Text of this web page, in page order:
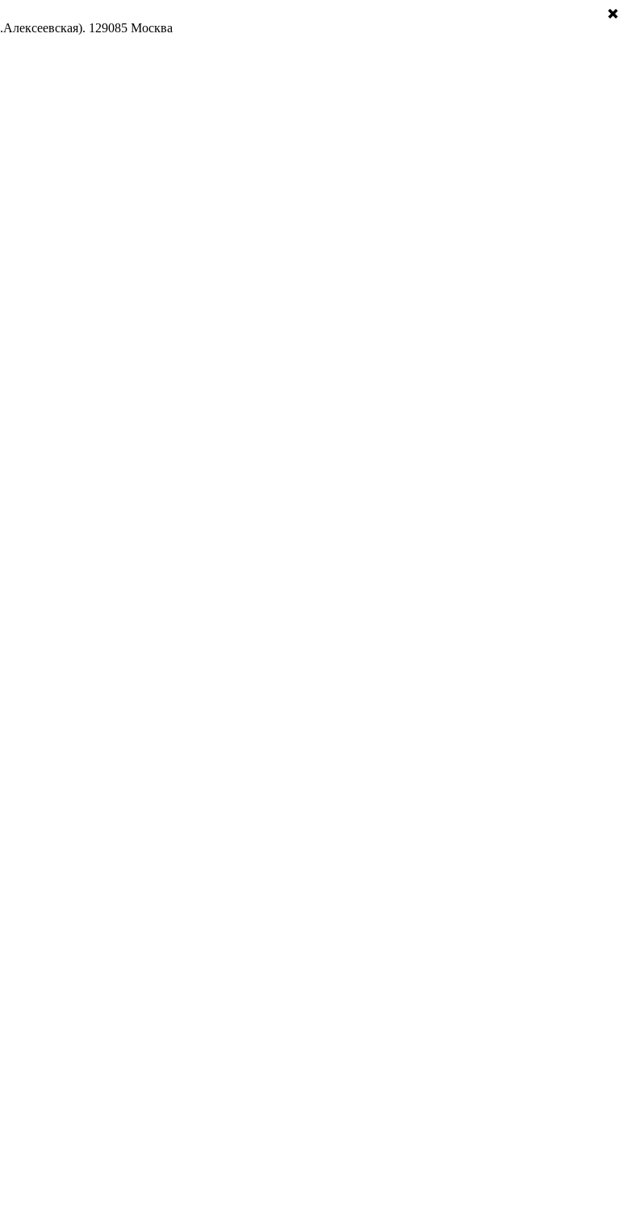
129085 Москва